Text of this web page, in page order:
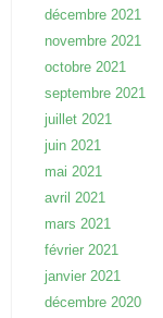
décembre 2021
novembre 2021
octobre 2021
septembre 2021
juillet 2021
juin 2021
mai 2021
avril 2021
mars 2021
février 2021
janvier 2021
décembre 2020